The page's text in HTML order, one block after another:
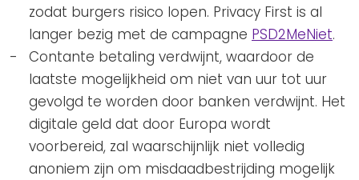
zodat burgers risico lopen. Privacy First is al
langer bezig met de campagne PSD2MeNiet.
Contante betaling verdwijnt, waardoor de
laatste mogelijkheid om niet van uur tot uur
gevolgd te worden door banken verdwijnt. Het
digitale geld dat door Europa wordt
voorbereid, zal waarschijnlijk niet volledig
anoniem zijn om misdaadbestrijding mogelijk